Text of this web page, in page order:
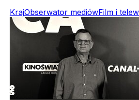
KrajObserwator mediówFilm i